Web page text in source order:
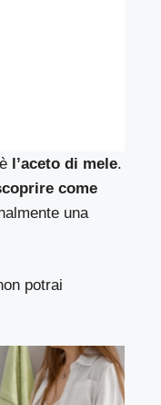
l’aceto di mele.
come
una
potrai